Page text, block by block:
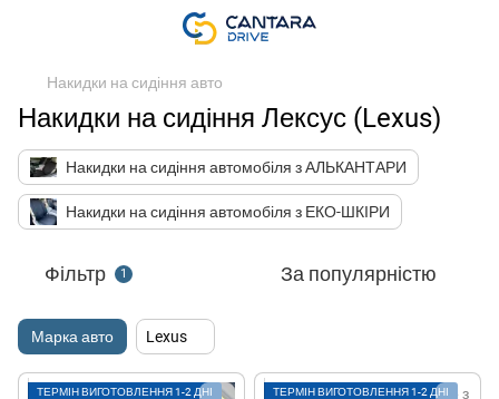
Накидки на сидіння авто
Накидки на сидіння Лексус (Lexus)
Накидки на сидіння автомобіля з АЛЬКАНТАРИ
Накидки на сидіння автомобіля з ЕКО-ШКІРИ
Фільтр 1 За популярністю
Марка авто Lexus
ТЕРМІН ВИГОТОВЛЕННЯ 1-2 ДНІ
ТЕРМІН ВИГОТОВЛЕННЯ 1-2 ДНІ